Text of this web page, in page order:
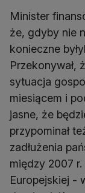
Minister
że, gdyby nie
konieczne
Przekonywał,
sytuacja
miesiącem i
jasne, że
przypominał
zadłużenia
między 2007 r.
Europejskiej -